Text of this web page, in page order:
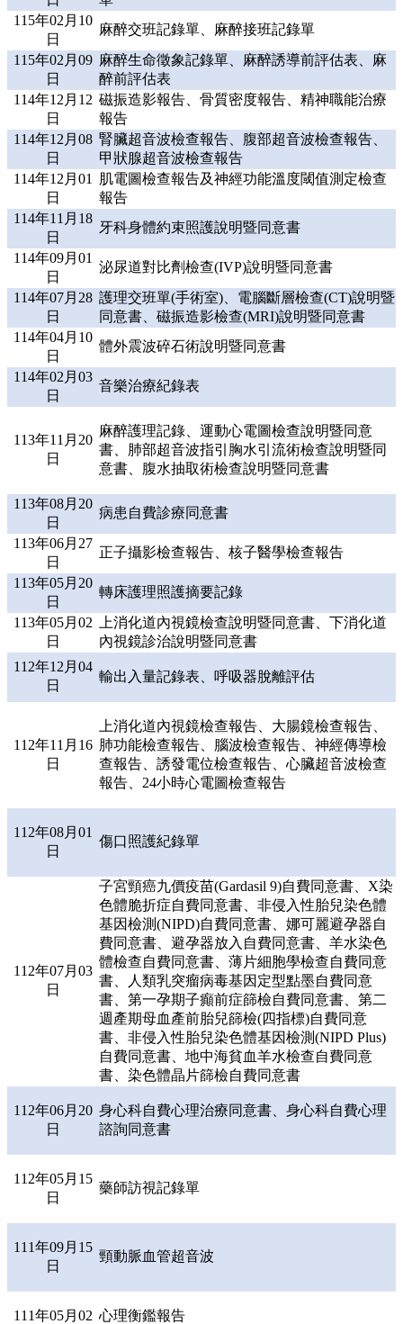
115年02月10
日
麻醉交班記錄單、麻醉接班記錄單
115年02月09
日
麻醉生命徵象記錄單、麻醉誘導前評估表、麻
醉前評估表
114年12月12
日
磁振造影報告、骨質密度報告、精神職能治療
報告
114年12月08
日
腎臟超音波檢查報告、腹部超音波檢查報告、
甲狀腺超音波檢查報告
114年12月01
日
肌電圖檢查報告及神經功能溫度閾值測定檢查
報告
114年11月18
日
牙科身體約束照護說明暨同意書
114年09月01
日
泌尿道對比劑檢查(IVP)說明暨同意書
114年07月28
日
護理交班單(手術室)、電腦斷層檢查(CT)說明暨
同意書、磁振造影檢查(MRI)說明暨同意書
114年04月10
日
體外震波碎石術說明暨同意書
114年02月03
日
音樂治療紀錄表
113年11月20
日
麻醉護理記錄、運動心電圖檢查說明暨同意
書、肺部超音波指引胸水引流術檢查說明暨同
意書、腹水抽取術檢查說明暨同意書
113年08月20
日
病患自費診療同意書
113年06月27
日
正子攝影檢查報告、核子醫學檢查報告
113年05月20
日
轉床護理照護摘要記錄
113年05月02
日
上消化道內視鏡檢查說明暨同意書、下消化道
內視鏡診治說明暨同意書
112年12月04
日
輸出入量記錄表、呼吸器脫離評估
112年11月16
日
上消化道內視鏡檢查報告、大腸鏡檢查報告、
肺功能檢查報告、腦波檢查報告、神經傳導檢
查報告、誘發電位檢查報告、心臟超音波檢查
報告、24小時心電圖檢查報告
112年08月01
日
傷口照護紀錄單
112年07月03
日
子宮頸癌九價疫苗(Gardasil 9)自費同意書、X染
色體脆折症自費同意書、非侵入性胎兒染色體
基因檢測(NIPD)自費同意書、娜可麗避孕器自
費同意書、避孕器放入自費同意書、羊水染色
體檢查自費同意書、薄片細胞學檢查自費同意
書、人類乳突瘤病毒基因定型點墨自費同意
書、第一孕期子癲前症篩檢自費同意書、第二
週產期母血產前胎兒篩檢(四指標)自費同意
書、非侵入性胎兒染色體基因檢測(NIPD Plus)
自費同意書、地中海貧血羊水檢查自費同意
書、染色體晶片篩檢自費同意書
112年06月20
日
身心科自費心理治療同意書、身心科自費心理
諮詢同意書
112年05月15
日
藥師訪視記錄單
111年09月15
日
頸動脈血管超音波
111年05月02 心理衡鑑報告